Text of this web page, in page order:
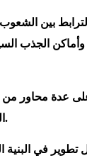
بين
وأماكن الجذب
محاور من
المصري، ليكون الأول في العالم من حيث تنوع الأنماط والمنتجات السياحية.
في